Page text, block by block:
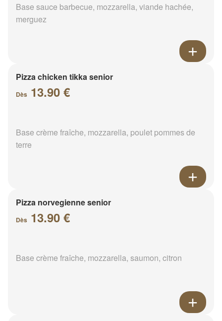
Base sauce barbecue, mozzarella, viande hachée,
merguez
Pizza chicken tikka senior
Dès 13.90 €
Base crème fraîche, mozzarella, poulet pommes de
terre
Pizza norvegienne senior
Dès 13.90 €
Base crème fraîche, mozzarella, saumon, citron